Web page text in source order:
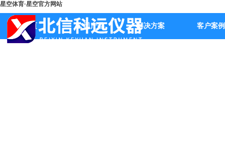
星空体育·星空官方网站
首页 公司产品 解决方案 客户案例